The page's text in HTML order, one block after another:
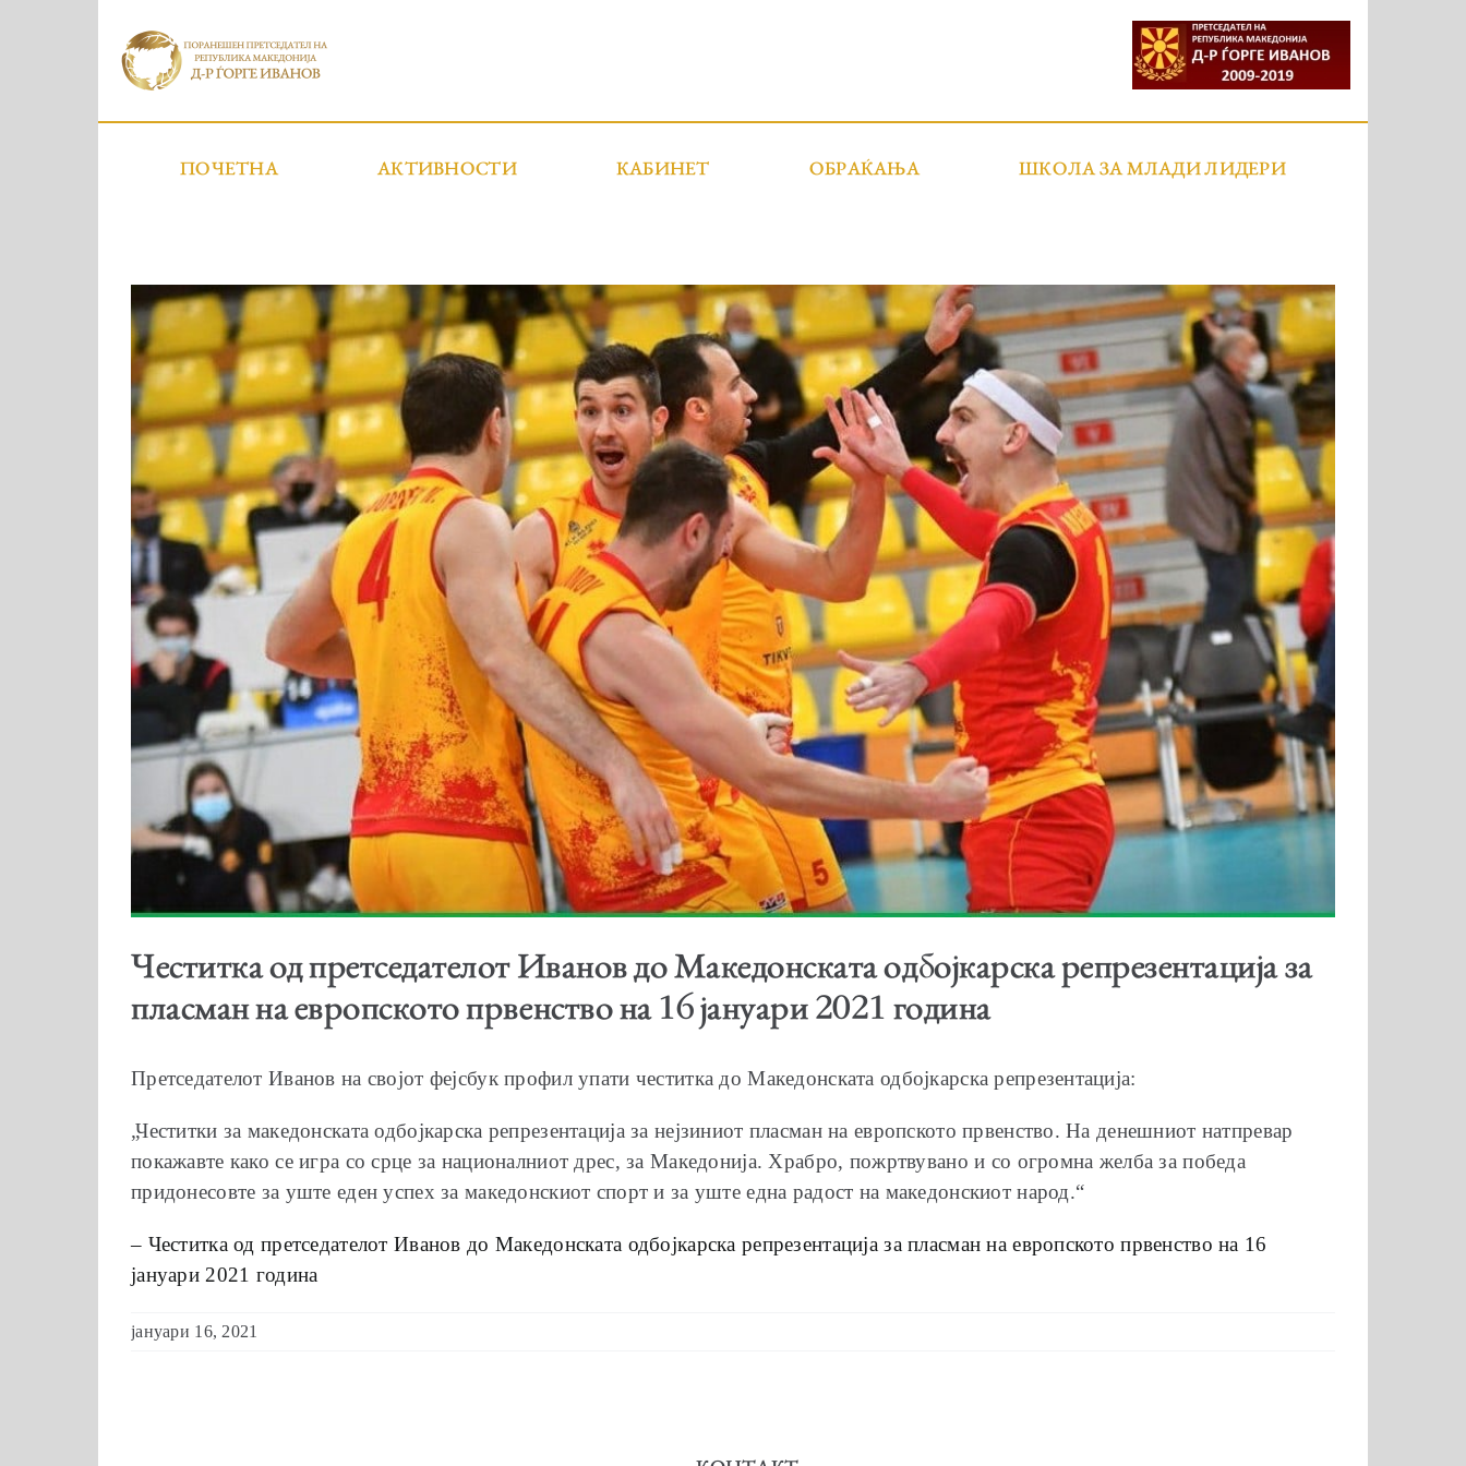
ПОЧЕТНА АКТИВНОСТИ КАБИНЕТ ОБРАЌАЊА ШКОЛА ЗА МЛАДИ ЛИДЕРИ
Честитка од претседателот Иванов до Македонската одбојкарска репрезентација за
пласман на европското првенство на 16 јануари 2021 година
Претседателот Иванов на својот фејсбук профил упати честитка до Македонската одбојкарска репрезентација:
„Честитки за македонската одбојкарска репрезентација за нејзиниот пласман на европското првенство. На денешниот натпревар
покажавте како се игра со срце за националниот дрес, за Македонија. Храбро, пожртвувано и со огромна желба за победа
придонесовте за уште еден успех за македонскиот спорт и за уште една радост на македонскиот народ.“
– Честитка од претседателот Иванов до Македонската одбојкарска репрезентација за пласман на европското првенство на 16
јануари 2021 година
јануари 16, 2021